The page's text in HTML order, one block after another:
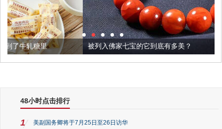
被列入佛家七宝的它到底有多美？
48小时点击排行
1 美副国务卿将于7月25日至26日访华